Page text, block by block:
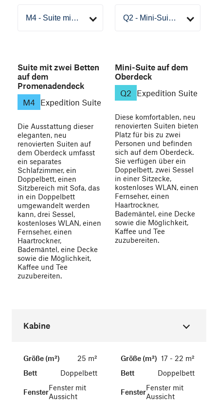
Suite mit zwei Betten
auf dem
Promenadendeck
M4 Expedition Suite
Die Ausstattung dieser
eleganten, neu
renovierten Suiten auf
dem Oberdeck umfasst
ein separates
Schlafzimmer, ein
Doppelbett, einen
Sitzbereich mit Sofa, das
in ein Doppelbett
umgewandelt werden
kann, drei Sessel,
kostenloses WLAN, einen
Fernseher, einen
Haartrockner,
Bademäntel, eine Decke
sowie die Möglichkeit,
Kaffee und Tee
zuzubereiten.
Mini-Suite auf dem
Oberdeck
Q2
Expedition Suite
Diese komfortablen, neu
renovierten Suiten bieten
Platz für bis zu zwei
Personen und befinden
sich auf dem Oberdeck.
Sie verfügen über ein
Doppelbett, zwei Sessel
in einer Sitzecke,
kostenloses WLAN, einen
Fernseher, einen
Haartrockner,
Bademäntel, eine Decke
sowie die Möglichkeit,
Kaffee und Tee
zuzubereiten.
Kabine
Größe (m²)
25 m²
Bett
Doppelbett
FensterFenster mit
Aussicht
Größe (m²) 17 - 22 m²
Bett
Doppelbett
FensterFenster mit
Aussicht